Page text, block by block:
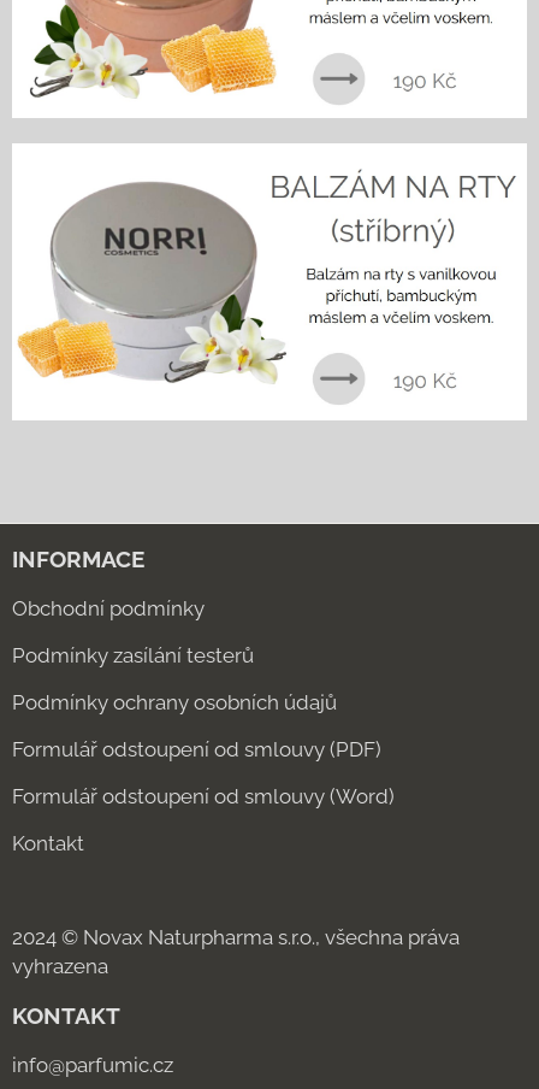
INFORMACE
Obchodní podmínky
Podmínky zasílání testerů
Podmínky ochrany osobních údajů
Formulář odstoupení od smlouvy (PDF)
Formulář odstoupení od smlouvy (Word)
Kontakt
2024 © Novax Naturpharma s.r.o., všechna práva
vyhrazena
KONTAKT
info@parfumic.cz